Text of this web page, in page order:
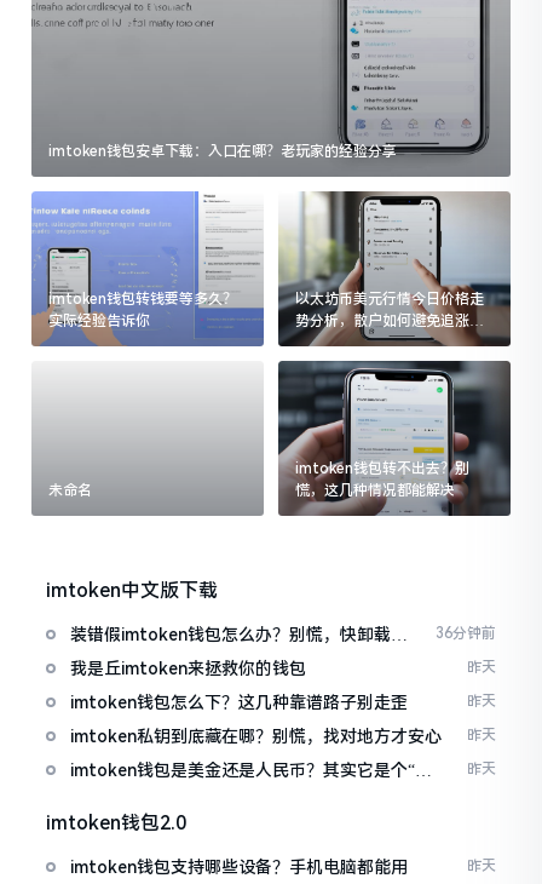
imtoken钱包安卓下载：入口在哪？老玩家的经验分享
imtoken钱包转钱要等多久？
实际经验告诉你
以太坊币美元行情今日价格走
势分析，散户如何避免追涨杀
跌被套牢
未命名
imtoken钱包转不出去？别
慌，这几种情况都能解决
imtoken中文版下载
装错假imtoken钱包怎么办？别慌，快卸载，
这几招能救急
36分钟前
我是丘imtoken来拯救你的钱包 昨天
imtoken钱包怎么下？这几种靠谱路子别走歪 昨天
imtoken私钥到底藏在哪？别慌，找对地方才安心 昨天
imtoken钱包是美金还是人民币？其实它是个“多
昨天
imtoken钱包2.0
imtoken钱包支持哪些设备？手机电脑都能用 昨天